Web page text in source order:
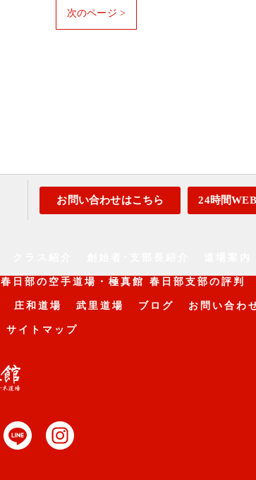
次のページ >
お問い合わせはこちら 24時間
春日部の空手道場・極真館 春日部支部の評判
庄和道場 武里道場 ブログ お問い合わ
サイトマップ